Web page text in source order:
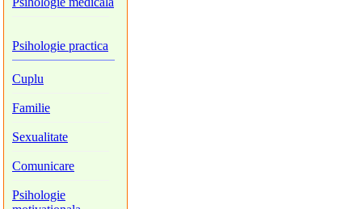
Psihologie practica
Cuplu
Familie
Sexualitate
Comunicare
Psihologie